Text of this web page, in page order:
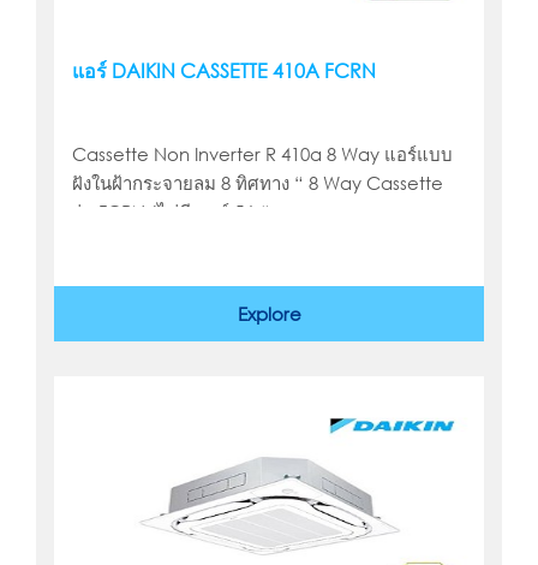
แอร์ DAIKIN CASSETTE 410A FCRN
Cassette Non Inverter R 410a 8 Way แอร์แบบ
ฝังในฝ้ากระจายลม 8 ทิศทาง “ 8 Way Cassette
รุ่น FCRN (ไม่มีเบอร์ 5 ) “
Explore